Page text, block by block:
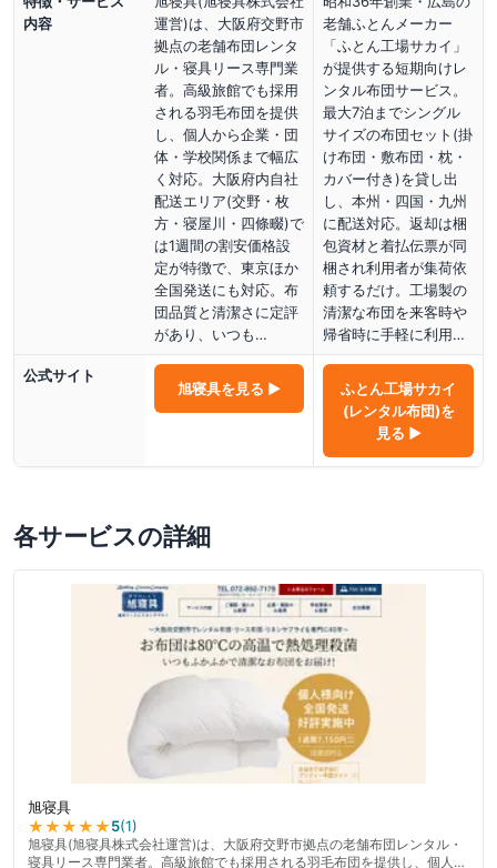
内容
運営)は、大阪府交野市
拠点の老舗布団レンタ
ル・寝具リース専門業
者。高級旅館でも採用
される羽毛布団を提供
し、個人から企業・団
体・学校関係まで幅広
く対応。大阪府内自社
配送エリア(交野・枚
方・寝屋川・四條畷)で
は1週間の割安価格設
定が特徴で、東京ほか
全国発送にも対応。布
団品質と清潔さに定評
があり、いつも…
老舗ふとんメーカー
「ふとん工場サカイ」
が提供する短期向けレ
ンタル布団サービス。
最大7泊までシングル
サイズの布団セット(掛
け布団・敷布団・枕・
カバー付き)を貸し出
し、本州・四国・九州
に配送対応。返却は梱
包資材と着払伝票が同
梱され利用者が集荷依
頼するだけ。工場製の
清潔な布団を来客時や
帰省時に手軽に利用…
公式サイト
旭寝具を見る ▶
ふとん工場サカイ
(レンタル布団)を
見る ▶
各サービスの詳細
旭寝具
★★★★★5(1)
旭寝具(旭寝具株式会社運営)は、大阪府交野市拠点の老舗布団レンタル・
寝具リース専門業者。高級旅館でも採用される羽毛布団を提供し、個人か